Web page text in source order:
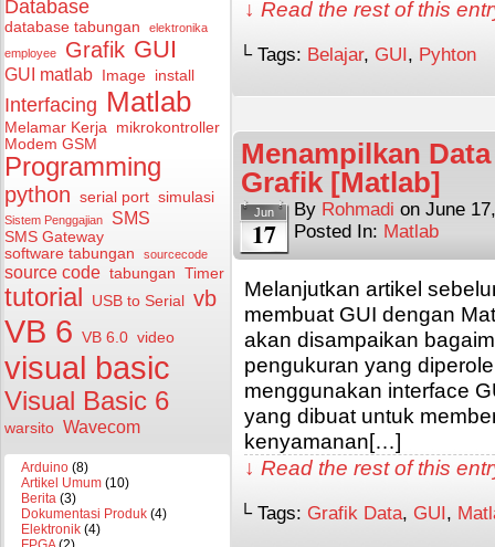
Database
database tabungan
elektronika
employee
Grafik GUI
GUI matlab Image install
Interfacing Matlab
Melamar Kerja mikrokontroller
Modem GSM
Programming
python serial port simulasi
Sistem Penggajian SMS
SMS Gateway
software tabungan
sourcecode
source code tabungan Timer
tutorial USB to Serial vb
VB 6 VB 6.0 video
visual basic
Visual Basic 6
warsito Wavecom
Arduino (8)
Artikel Umum (10)
Berita (3)
Dokumentasi Produk (4)
Elektronik (4)
↓ Read the rest of this
└ Tags: Belajar, GUI, Pyhton
Menampilkan
Grafik [Matlab]
Jun
17
By Rohmadi on June
Posted In: Matlab
Melanjutkan artikel
membuat GUI dengan
akan disampaikan
pengukuran yang
menggunakan interface
yang dibuat untuk
kenyamanan[…]
↓ Read the rest of this
└ Tags: Grafik Data, GUI,